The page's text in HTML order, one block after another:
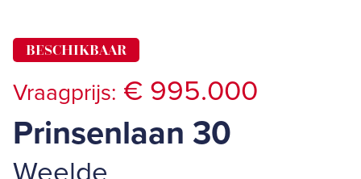
BESCHIKBAAR
Vraagprijs: € 995.000
Prinsenlaan 30